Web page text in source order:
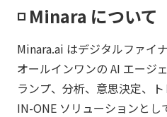
◽️ Minara について
Minara.ai はデジタルファイ
オールインワンの AI エージ
ランプ、分析、意思決定、
IN-ONE ソリューションと